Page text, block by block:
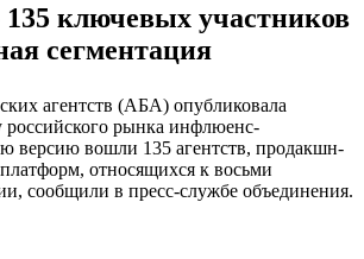
ключевых участников
сегментация
агентств (АБА) опубликовала
российского рынка инфлюенс-
версию вошли 135 агентств, продакшн-
относящихся к восьми
сообщили в пресс-службе объединения.